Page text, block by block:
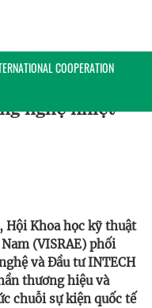
COOPERATION
THỨC
nghệ nhiệt
Hội Khoa học kỹ thuật
(VISRAE) phối
và Đầu tư INTECH
thương hiệu và
chuỗi sự kiện quốc tế